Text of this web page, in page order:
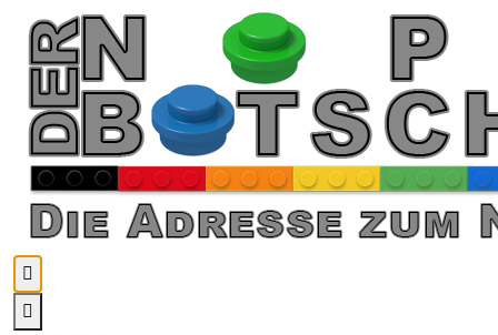
content